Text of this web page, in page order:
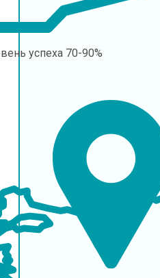
успеха 70-90%